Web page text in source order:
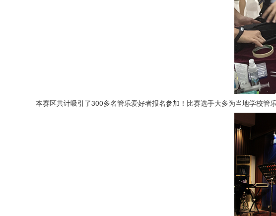
本赛区共计吸引了300多名管乐爱好者报名参加！比赛选手大多为当地学校管